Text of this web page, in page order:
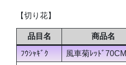
【切り花】
品目名 商品名
ﾌｳｼｬｷﾞｸ 風車菊ﾚｯﾄﾞ70CM